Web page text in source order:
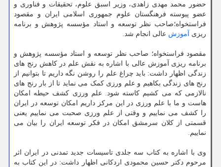
حضور محمد مهدی زاهدی، وزیر اسبق علوم، تحقیقات و فناوری و
عضو پیوسته فرهنگستان علوم جمهوری اسلامی ایران و مقصود
فراستخواه؛صاحب نظر توسعه و استاد مؤسسه پژوهش و برنامه
ریزی
آموزش عالی انجام شد.
مقصود فراستخواه؛ صاحب نظر توسعه و استاد مؤسسه پژوهش و
برنامه ریزی آموزش عالی با اشاره به نقش علم در کاهش رنج های
زندگی اظهار داشت: باید چراغ علم را روشن نگه داریم تا بتوانیم از
رنج های زندگی بکاهیم و علم ورزی کمک می نماید تا از بار رنج های
نالازمی که می کشیم کاسته شود. علم ورزی کشف حیطه امکان
هاست و ما با علم ورزی در این مرکز داریم امکان توسعه در ایران
را کشف می نماییم و وقتی از علم ورزی صحبت می نماییم یعنی
قسمتی از کلان سرمشق امکان در فکر توسعه ایران را بیان می
نماییم.
وی با اشاره به کتاب سه جلدی تاسیسات جدید تمدنی در ایران اثر
مرحوم دکتر حسین محمودی اردکانی اظهار داشت: در این کتاب به